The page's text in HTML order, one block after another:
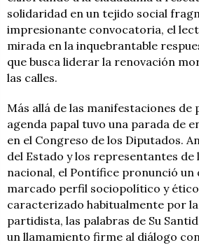
solidaridad en un tejido social
impresionante convocatoria, el
mirada en la inquebrantable
que busca liderar la renovación
las calles.
Más allá de las manifestaciones de
agenda papal tuvo una parada de
en el Congreso de los Diputados.
del Estado y los representantes de
nacional, el Pontífice pronunció un
marcado perfil sociopolítico y
caracterizado habitualmente por
partidista, las palabras de Su
un llamamiento firme al diálogo